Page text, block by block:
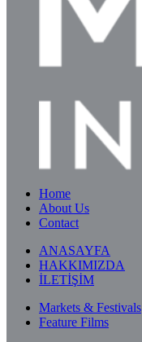
Home
About Us
Contact
ANASAYFA
HAKKIMIZDA
İLETİŞİM
Markets & Festivals
Feature Films